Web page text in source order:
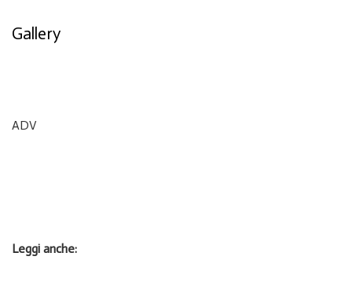
Gallery
ADV
Leggi anche: